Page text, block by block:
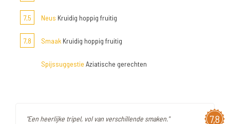
7,5 Neus Kruidig hoppig fruitig
7,8 Smaak Kruidig hoppig fruitig
Spijssuggestie Aziatische gerechten
7,8
"Een heerlijke tripel, vol van verschillende smaken."